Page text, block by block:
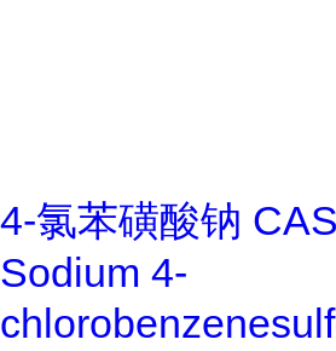
4-氯苯磺酸钠
Sodium 4-